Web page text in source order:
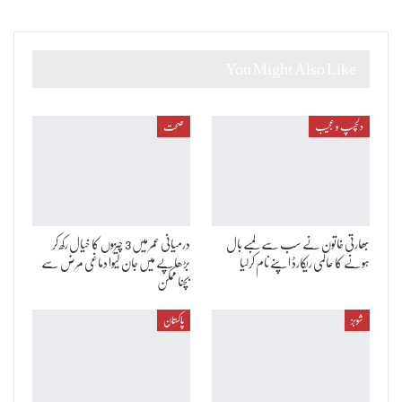
دلچسپ و عجیب
بھارتی خاتون نے سب سے لمبے بال
ہونے کا عالمی ریکارڈ اپنے نام کرلیا
صحت
درمیانی عمر میں 3 چیزوں کا خیال رکھ کر
بڑھاپے میں جان لیوا دماغی مرض سے
بچنا ممکن
شوبز پاکستان